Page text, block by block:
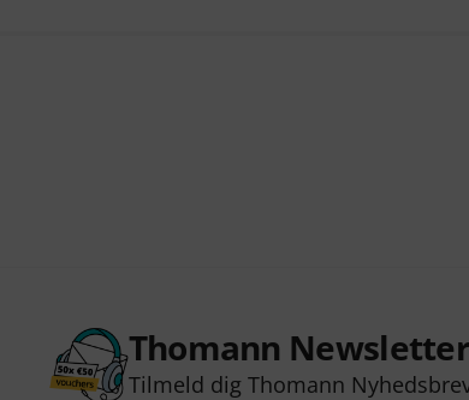
Thomann Newsletter
Tilmeld dig Thomann